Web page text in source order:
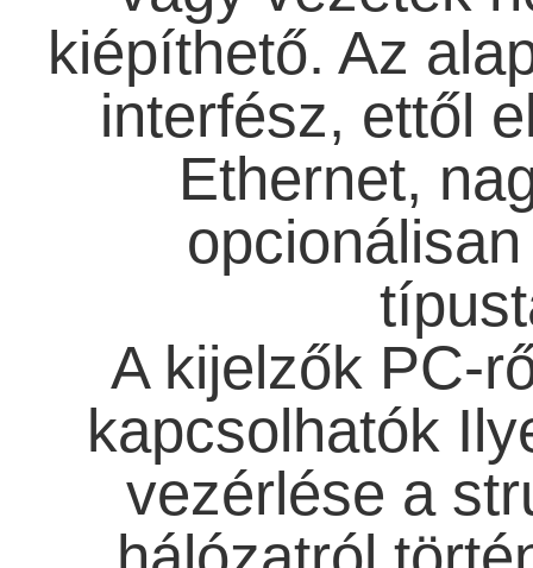
kiépíthető. Az
interfész, ettől
Ethernet,
A kijelzők PC-
kapcsolhatók
vezérlése a